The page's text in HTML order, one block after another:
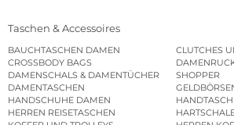
Taschen & Accessoires
BAUCHTASCHEN DAMEN
CLUTCHES
CROSSBODY BAGS
DAMENSCHALS & DAMENTÜCHER
SHOPPER
DAMENTASCHEN
HANDSCHUHE DAMEN
HERREN REISETASCHEN